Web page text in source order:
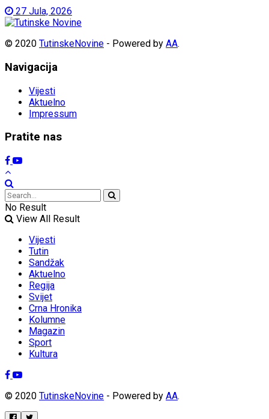
27 Jula, 2026
© 2020 TutinskeNovine - Powered by AA.
Navigacija
Vijesti
Aktuelno
Impressum
Pratite nas
No Result
View All Result
Vijesti
Tutin
Sandžak
Aktuelno
Regija
Svijet
Crna Hronika
Kolumne
Magazin
Sport
Kultura
© 2020 TutinskeNovine - Powered by AA.